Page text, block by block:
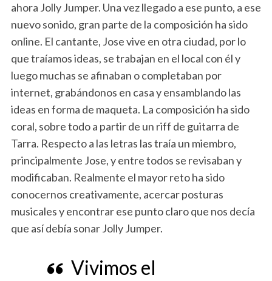
ahora Jolly Jumper. Una vez llegado a ese punto, a ese
nuevo sonido, gran parte de la composición ha sido
online. El cantante, Jose vive en otra ciudad, por lo
que traíamos ideas, se trabajan en el local con él y
luego muchas se afinaban o completaban por
internet, grabándonos en casa y ensamblando las
ideas en forma de maqueta. La composición ha sido
coral, sobre todo a partir de un riff de guitarra de
Tarra. Respecto a las letras las traía un miembro,
principalmente Jose, y entre todos se revisaban y
modificaban. Realmente el mayor reto ha sido
conocernos creativamente, acercar posturas
musicales y encontrar ese punto claro que nos decía
que así debía sonar Jolly Jumper.
Vivimos el